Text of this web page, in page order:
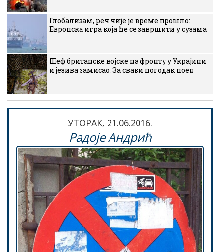
Глобализам, реч чије је време прошло:
Европска игра која ће се завршити у сузама
Шеф британске војске на фронту у Украјини
и језива замисао: За сваки погодак поен
УТОРАК, 21.06.2016.
Радоје Андрић